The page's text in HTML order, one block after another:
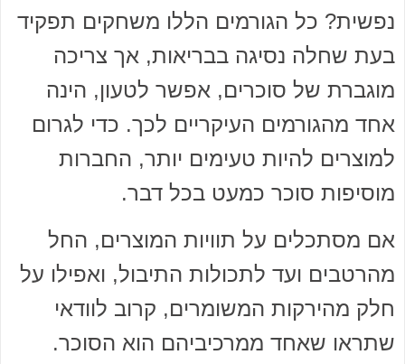
נפשית? כל הגורמים הללו משחקים תפקיד
בעת שחלה נסיגה בבריאות, אך צריכה
מוגברת של סוכרים, אפשר לטעון, הינה
אחד מהגורמים העיקריים לכך. כדי לגרום
למוצרים להיות טעימים יותר, החברות
מוסיפות סוכר כמעט בכל דבר.
אם מסתכלים על תוויות המוצרים, החל
מהרטבים ועד לתכולות התיבול, ואפילו על
חלק מהירקות המשומרים, קרוב לוודאי
שתראו שאחד ממרכיביהם הוא הסוכר.